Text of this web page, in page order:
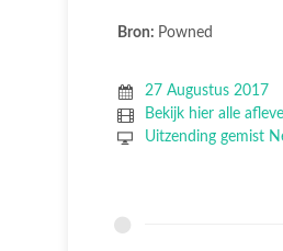
Bron: Powned
27 Augustus 2017
Bekijk hier alle
Uitzending gemist